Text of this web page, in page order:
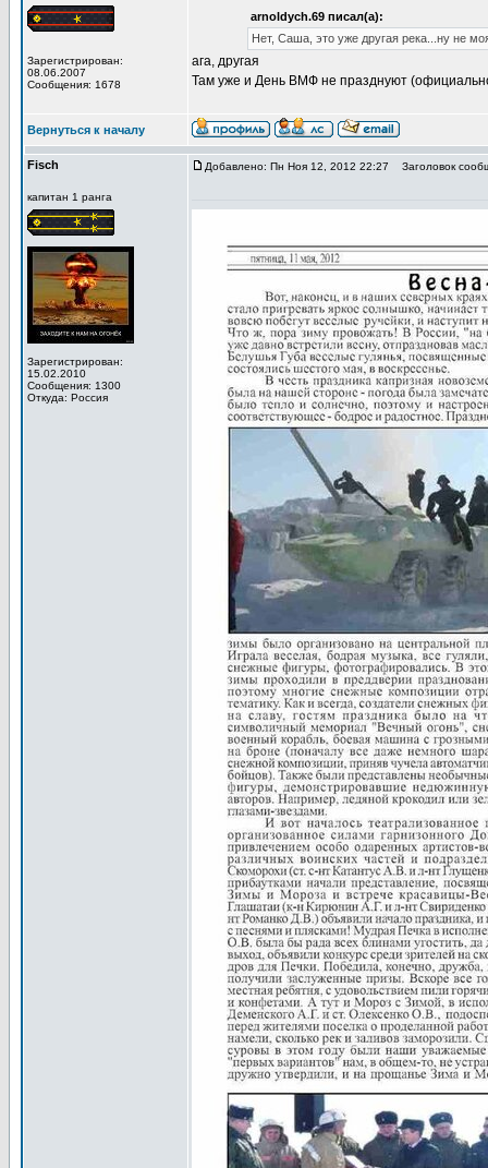
Зарегистрирован:
08.06.2007
Сообщения: 1678
arnoldych.69 писал(а):
Нет, Саша, это уже другая река...ну не
ага, другая
Там уже и День ВМФ не празднуют
Вернуться к началу
Fisch
капитан 1 ранга
Зарегистрирован:
15.02.2010
Сообщения: 1300
Откуда: Россия
Добавлено: Пн Ноя 12, 2012 22:27 Заголовок